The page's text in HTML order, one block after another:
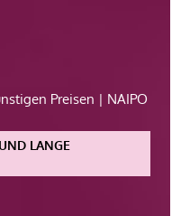
Preisen | NAIPO
LANGE